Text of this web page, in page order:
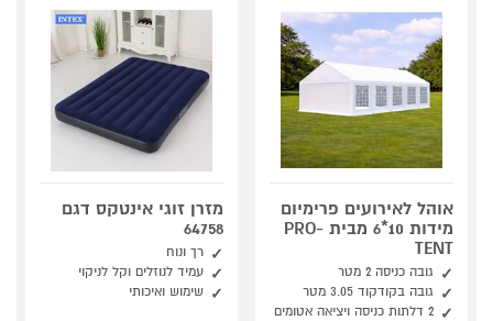
אוהל לאירועים פרימיום
מידות 10*6 מבית PRO-
TENT
גובה כניסה 2 מטר
גובה בקודקוד 3.05 מטר
2 דלתות כניסה ויציאה אטומים
מזרן זוגי אינטקס דגם
64758‎‎
רך ונוח
עמיד לנוזלים וקל לניקוי
שימוש ואיכותי